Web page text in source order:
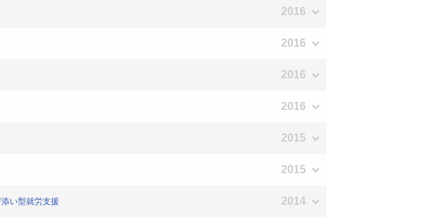
2016
2016
2016
2016
2015
2015
い型就労支援 2014